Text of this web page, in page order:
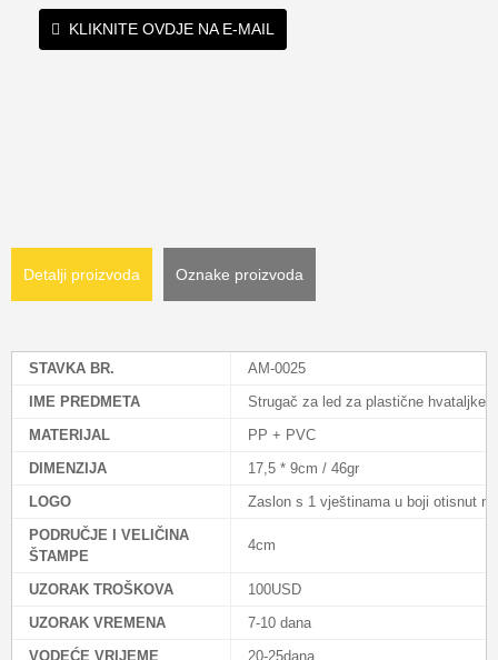
KLIKNITE OVDJE NA E-MAIL
Detalji proizvoda Oznake proizvoda
STAVKA BR.
AM-0025
IME PREDMETA
Strugač za led za plastične hvataljke
MATERIJAL
PP + PVC
DIMENZIJA
17,5 * 9cm / 46gr
LOGO
Zaslon s 1 vještinama u boji otisnut
PODRUČJE I VELIČINA
ŠTAMPE
4cm
UZORAK TROŠKOVA
100USD
UZORAK VREMENA
7-10 dana
VODEĆE VRIJEME
20-25dana